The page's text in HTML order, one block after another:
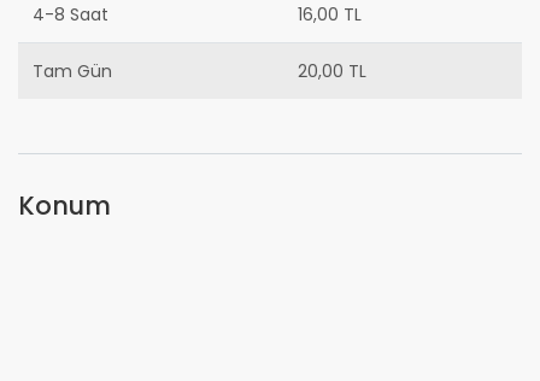
4-8 Saat 16,00 TL
Tam Gün 20,00 TL
Konum